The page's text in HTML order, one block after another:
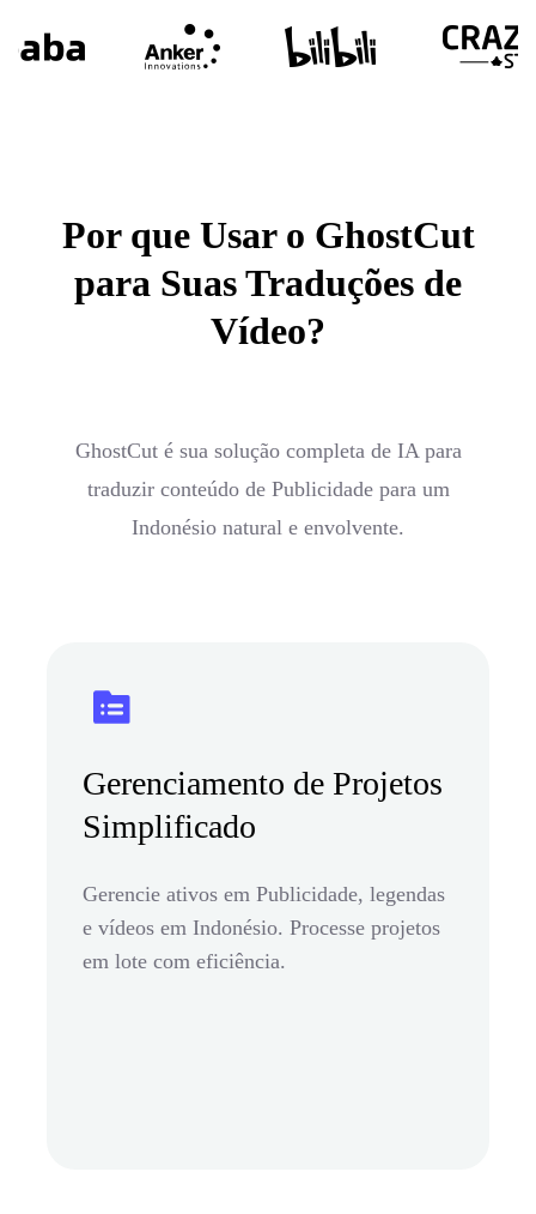
Por que Usar o GhostCut
para Suas Traduções de
Vídeo?
GhostCut é sua solução completa de IA para
traduzir conteúdo de Publicidade para um
Indonésio natural e envolvente.
Gerenciamento de Projetos
Simplificado
Gerencie ativos em Publicidade, legendas
e vídeos em Indonésio. Processe projetos
em lote com eficiência.